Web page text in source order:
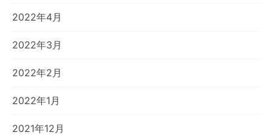
2022年4月
2022年3月
2022年2月
2022年1月
2021年12月